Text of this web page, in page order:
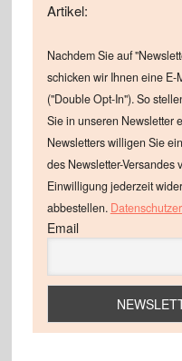
Artikel:
Nachdem Sie auf
schicken wir Ihnen eine E-
("Double Opt-In"). So
Sie in unseren Newsletter
Newsletters willigen Sie
des Newsletter-Versandes
Einwilligung jederzeit
abbestellen.
Email